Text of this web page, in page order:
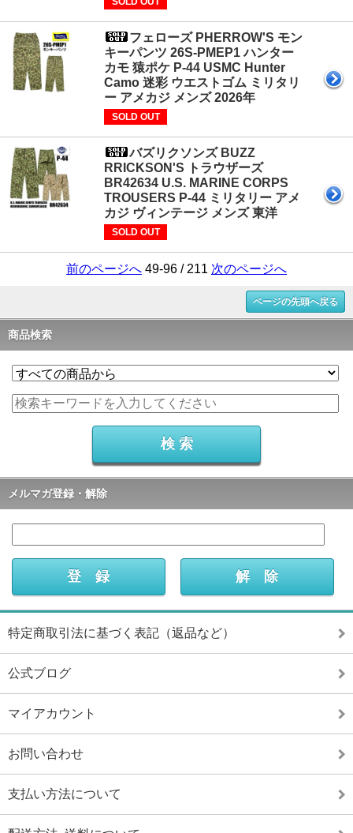
フェローズ PHERROW'S モン
キーパンツ 26S-PMEP1 ハンター
カモ 猿ポケ P-44 USMC Hunter
Camo 迷彩 ウエストゴム ミリタリ
ー アメカジ メンズ 2026年
SOLD OUT
バズリクソンズ BUZZ
RRICKSON'S トラウザーズ
BR42634 U.S. MARINE CORPS
TROUSERS P-44 ミリタリー アメ
カジ ヴィンテージ メンズ 東洋
SOLD OUT
前のページへ 49-96 / 211 次のページへ
ページの先頭へ戻る
商品検索
メルマガ登録・解除
特定商取引法に基づく表記（返品など）
公式ブログ
マイアカウント
お問い合わせ
支払い方法について